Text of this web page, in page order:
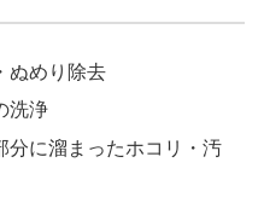
ぬめり除去
洗浄
分に溜まったホコリ・汚